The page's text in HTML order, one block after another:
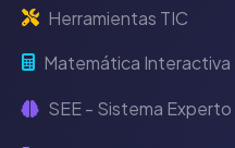
Herramientas TIC
Matemática Interactiva
SEE - Sistema Experto